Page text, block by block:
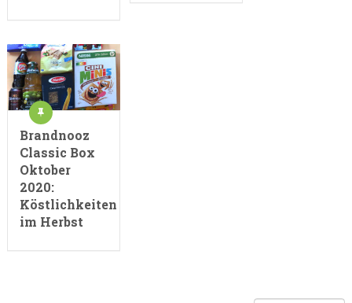
Brandnooz
Classic Box
Oktober
2020:
Köstlichkeiten
im Herbst